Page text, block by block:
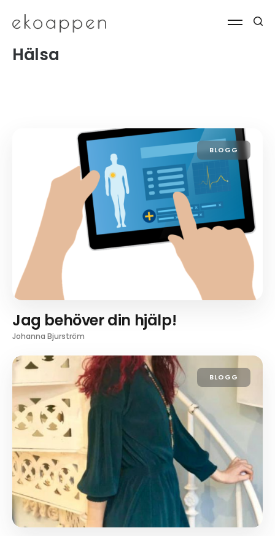
Hälsa
BLOGG
Jag behöver din hjälp!
Johanna Bjurström
BLOGG